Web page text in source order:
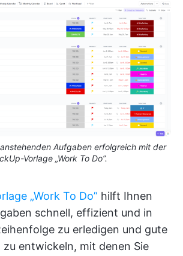
Aufgaben erfolgreich mit der
Vorlage „Work To Do”.
„Work To Do” hilft Ihnen
schnell, effizient und in
zu erledigen und gute
entwickeln, mit denen Sie